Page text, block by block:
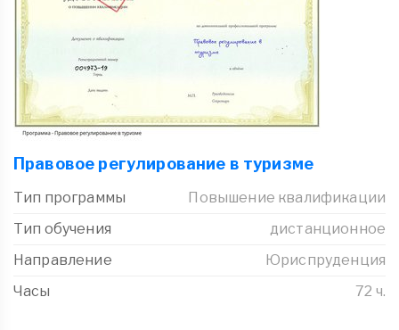
Правовое регулирование в туризме
Тип программы
Повышение квалификации
Тип обучения
дистанционное
Направление
Юриспруденция
Часы
72 ч.